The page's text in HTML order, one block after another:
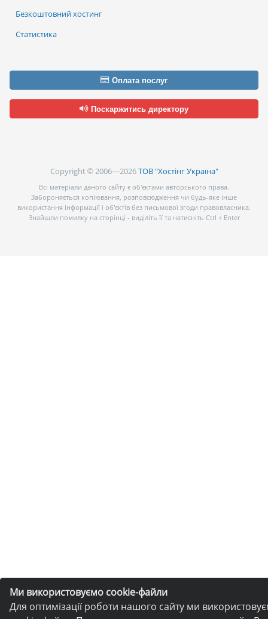
Ми використовуємо cookie-файли
Для оптимізації роботи нашого сайту ми
Безкоштовний хостинг
Статистика
Оплата послуг
Поскаржитись директору
Copyright © 2006—2026ТОВ "Хостінг Україна"
Всі матеріали даного сайту є об’єктами авторського права.
Забороняється копіювання, розповсюдження чи будь-яке інше
використання інформації і об’єктів без письмової згоди правовласника.
Знайшли помилку на сторінці - виділіть її та натисніть Ctrl + Enter